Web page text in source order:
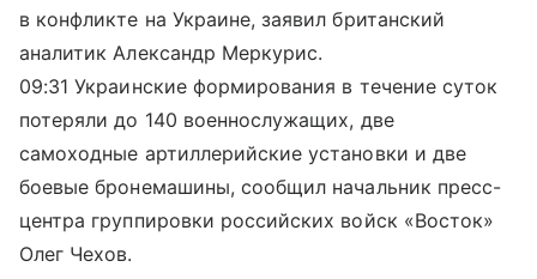
в конфликте на Украине, заявил британский
аналитик Александр Меркурис.
09:31 Украинские формирования в течение суток
потеряли до 140 военнослужащих, две
самоходные артиллерийские установки и две
боевые бронемашины, сообщил начальник пресс-
центра группировки российских войск «Восток»
Олег Чехов.